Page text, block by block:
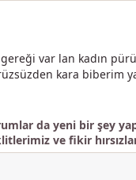
var lan kadın
kara biberim
da yeni bir şey
ve fikir